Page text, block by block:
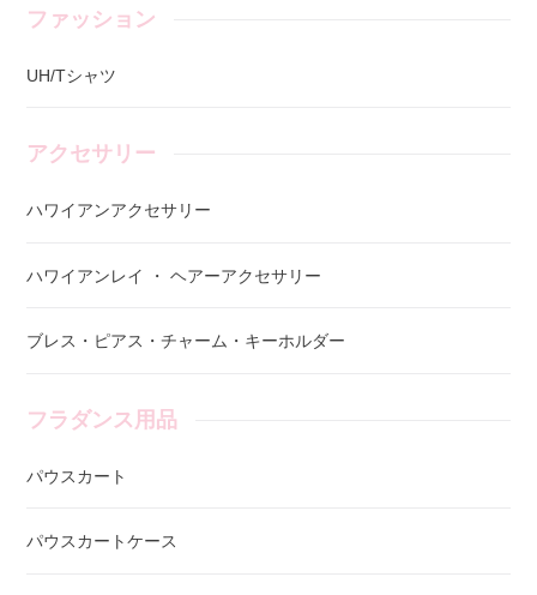
ファッション
UH/Tシャツ
アクセサリー
ハワイアンアクセサリー
ハワイアンレイ ・ ヘアーアクセサリー
ブレス・ピアス・チャーム・キーホルダー
フラダンス用品
パウスカート
パウスカートケース